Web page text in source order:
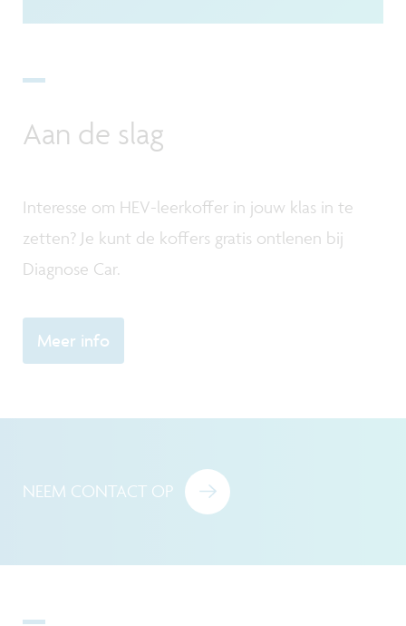
Aan de slag
Interesse om HEV-leerkoffer in jouw klas in te
zetten? Je kunt de koffers gratis ontlenen bij
Diagnose Car.
Meer info
NEEM CONTACT OP